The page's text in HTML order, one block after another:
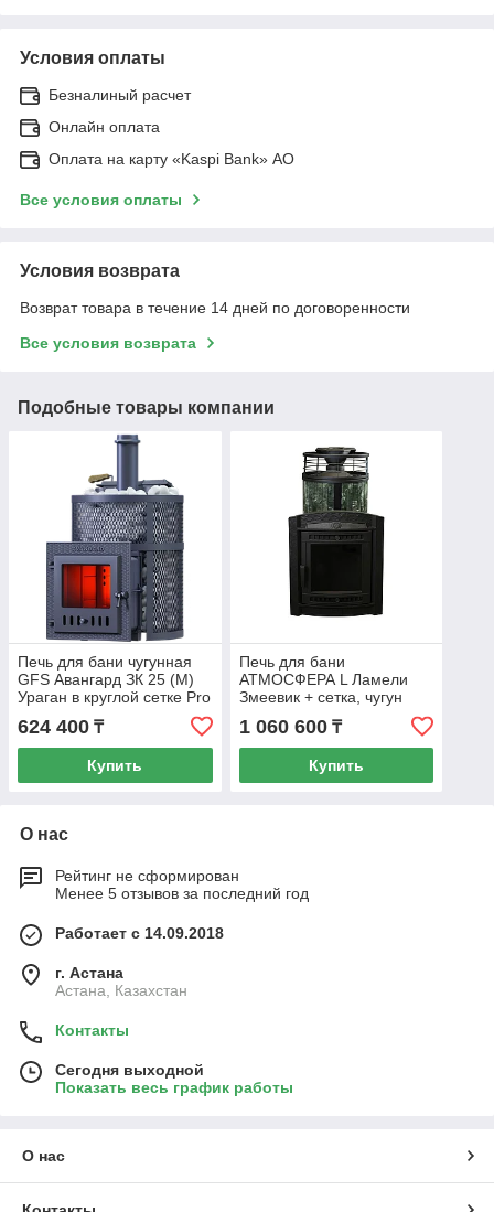
Условия оплаты
Безналиный расчет
Онлайн оплата
Оплата на карту «Kaspi Bank» АО
Все условия оплаты
Условия возврата
Возврат товара в течение 14 дней по договоренности
Все условия возврата
Подобные товары компании
Печь для бани чугунная
GFS Авангард ЗК 25 (М)
Ураган в круглой сетке Pro
(Техно Лит) до 25 м3
624 400 ₸
Купить
Печь для бани
АТМОСФЕРА L Ламели
Змеевик + сетка, чугун
(Pro Metall) 12 - 20 м3
1 060 600₸
Купить
О нас
Рейтинг не сформирован
Менее 5 отзывов за последний год
Работает с 14.09.2018
г. Астана
Астана, Казахстан
Контакты
Сегодня выходной
Показать весь график работы
О нас